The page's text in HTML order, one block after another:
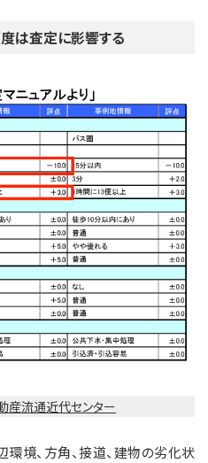
は査定に影響する
産流通近代センター
境、方角、接道、建物の劣化状